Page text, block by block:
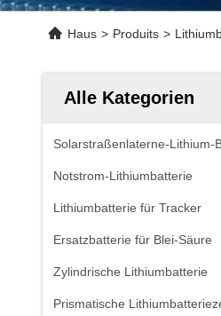
Haus > Produits >
Alle Kategorien
Solarstraßenlaterne-Lithium-
Notstrom-Lithiumbatterie
Lithiumbatterie für Tracker
Ersatzbatterie für Blei-Säure
Zylindrische Lithiumbatterie
Prismatische